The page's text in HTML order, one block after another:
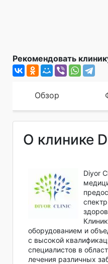
Рекомендовать
Обзор
О клинике
Diyor
оборудованием и
с высокой
специалистов в
лечения различных